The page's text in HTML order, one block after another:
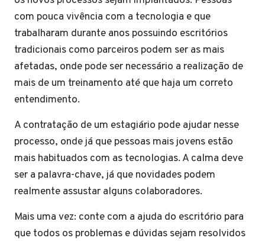
com pouca vivência com a tecnologia e que
trabalharam durante anos possuindo escritórios
tradicionais como parceiros podem ser as mais
afetadas, onde pode ser necessário a realização de
mais de um treinamento até que haja um correto
entendimento.
A contratação de um estagiário pode ajudar nesse
processo, onde já que pessoas mais jovens estão
mais habituados com as tecnologias. A calma deve
ser a palavra-chave, já que novidades podem
realmente assustar alguns colaboradores.
Mais uma vez: conte com a ajuda do escritório para
que todos os problemas e dúvidas sejam resolvidos